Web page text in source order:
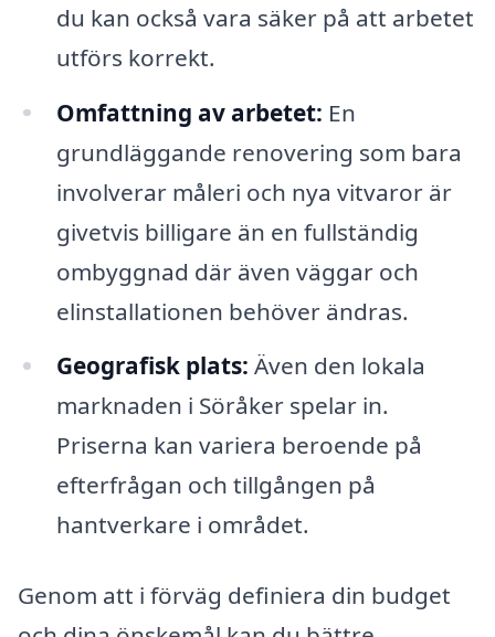
du kan också vara säker på att arbetet
utförs korrekt.
Omfattning av arbetet: En
grundläggande renovering som bara
involverar måleri och nya vitvaror är
givetvis billigare än en fullständig
ombyggnad där även väggar och
elinstallationen behöver ändras.
Geografisk plats: Även den lokala
marknaden i Söråker spelar in.
Priserna kan variera beroende på
efterfrågan och tillgången på
hantverkare i området.
Genom att i förväg definiera din budget